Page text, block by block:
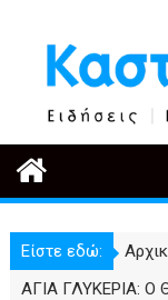
περιεχόμενο
Είστε εδώ:
ΑΓΙΑ ΓΛΥΚΕΡΙΑ: